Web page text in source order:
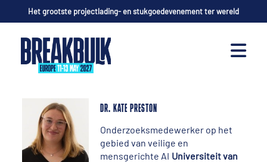
Het grootste projectlading- en stukgoedevenement ter wereld
DR. KATE PRESTON
Onderzoeksmedewerker op het
gebied van veilige en
mensgerichte AI Universiteit van